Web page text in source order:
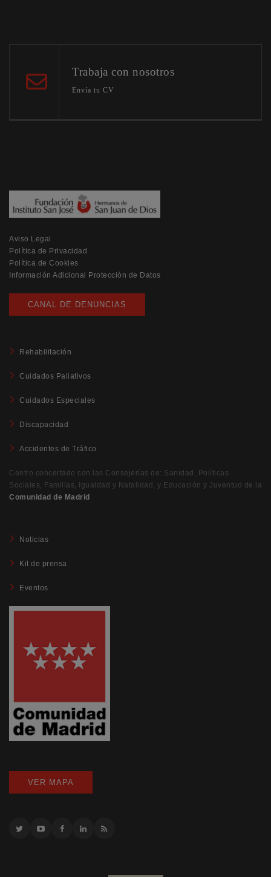
Trabaja con nosotros
Envía tu CV
Aviso Legal
Política de Privacidad
Política de Cookies
Información Adicional Protección de Datos
CANAL DE DENUNCIAS
Rehabilitación
Cuidados Paliativos
Cuidados Especiales
Discapacidad
Accidentes de Tráfico
Centro concertado con las Consejerías de: Sanidad, Políticas
Sociales, Familias, Igualdad y Natalidad, y Educación y Juventud de la
Comunidad de Madrid
Noticias
Kit de prensa
Eventos
VER MAPA